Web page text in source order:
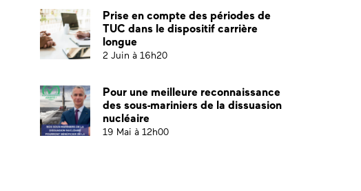
Prise en compte des périodes de
TUC dans le dispositif carrière
longue
2 Juin à 16h20
Pour une meilleure reconnaissance
des sous-mariniers de la dissuasion
nucléaire
19 Mai à 12h00